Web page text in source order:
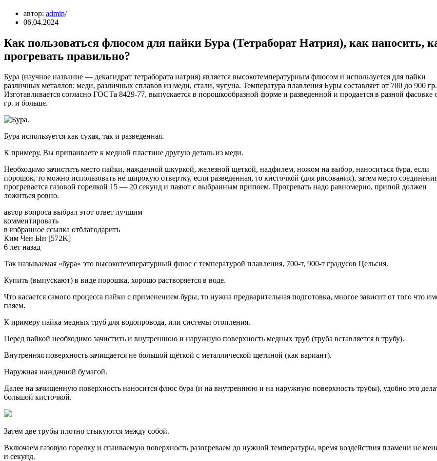
автор: admin
06.04.2024
Как пользоваться флюсом для пайки Бура (Тетраборат Натрия), как наносить,
прогревать правильно?
Бура (научное название — декагидрат тетрабората натрия) является высокотемпературным флюсом и используется для пайки
различных металлов: меди, различных сплавов из меди, стали, чугуна. Температура плавления Буры составляет от 700 до 900
Изготавливается согласно ГОСТа 8429-77, выпускается в порошкообразной форме и разведенной и продается в разной фасовке
гр. и больше.
Бура используется как сухая, так и разведенная.
К примеру, Вы припаиваете к медной пластине другую деталь из меди.
Необходимо зачистить место пайки, наждачной шкуркой, железной щеткой, надфилем, ножом на выбор, наноситься бура, если
порошок, то можно использовать не широкую отвертку, если разведенная, то кисточкой (для рисования), затем место
прогревается газовой горелкой 15 — 20 секунд и паяют с выбранным припоем. Прогревать надо равномерно, припой должен
ложиться ровно.
автор вопроса выбрал этот ответ лучшим
комментировать
в избранное ссылка отблагодарить
Ким Чен Ын [572K]
6 лет назад
Так называемая «бура» это высокотемпературный флюс с температурой плавления, 700-т, 900-т градусов Цельсия.
Купить (выпускают) в виде порошка, хорошо растворяется в воде.
Что касается самого процесса пайки с применением буры, то нужна предварительная подготовка, многое зависит от того что
паяем.
К примеру пайка медных труб для водопровода, или системы отопления.
Перед пайкой необходимо зачистить и внутреннюю и наружную поверхность медных труб (труба вставляется в трубу).
Внутренняя поверхность зачищается не большой щёткой с металлической щетиной (как вариант).
Наружная наждачной бумагой.
Далее на зачищенную поверхность наносится флюс бура (и на внутреннюю и на наружную поверхность трубы), удобно это
большой кисточкой.
Затем две трубы плотно стыкуются между собой.
Включаем газовую горелку и спаиваемую поверхность разогреваем до нужной температуры, время воздействия пламени не
и секунд.